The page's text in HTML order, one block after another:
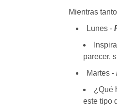
Mientras
Lunes -
parecer,
Martes -
¿Qué
este tipo